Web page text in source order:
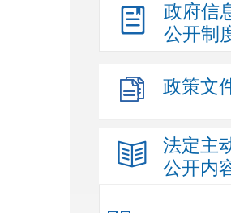
政府信
公开制
政策文
法定主
公开内